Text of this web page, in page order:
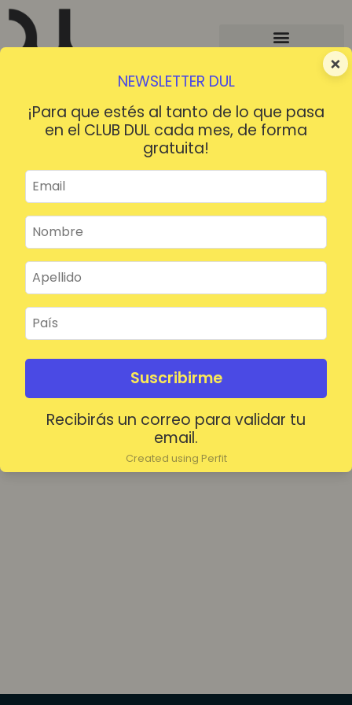
×
NEWSLETTER DUL
¡Para que estés al tanto de lo que pasa
en el CLUB DUL cada mes, de forma
gratuita!
Suscribirme
Recibirás un correo para validar tu
email.
Created using Perfit
¡HOLA!
Mantenerme conectado
Acceder